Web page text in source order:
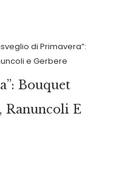
di Primavera”:
e Gerbere
Bouquet
Ranuncoli E